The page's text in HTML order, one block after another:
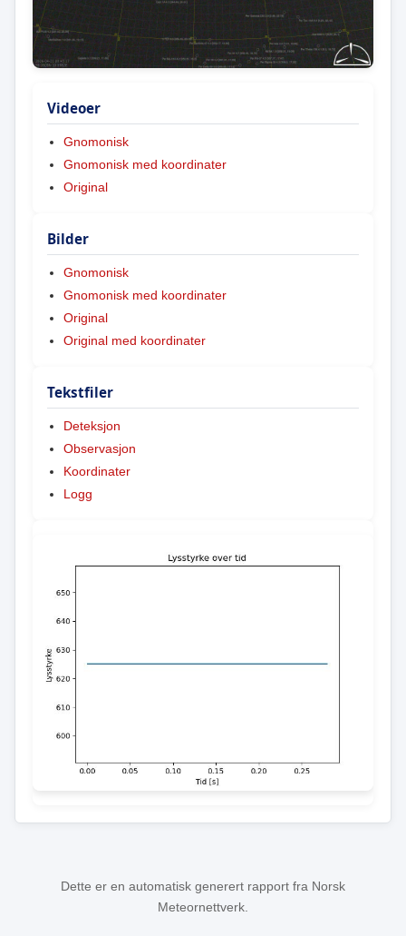
Videoer
Gnomonisk
Gnomonisk med koordinater
Original
Bilder
Gnomonisk
Gnomonisk med koordinater
Original
Original med koordinater
Tekstfiler
Deteksjon
Observasjon
Koordinater
Logg
Dette er en automatisk generert rapport fra Norsk
Meteornettverk.